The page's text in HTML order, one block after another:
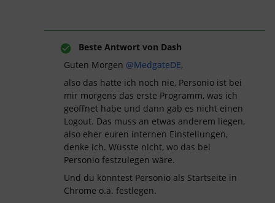
Beste Antwort von Dash
Guten Morgen @MedgateDE,
also das hatte ich noch nie, Personio ist bei
mir morgens das erste Programm, was ich
geöffnet habe und dann gab es nicht einen
Logout. Das muss an etwas anderem liegen,
also eher euren internen Einstellungen,
denke ich. Wüsste nicht, wo das bei
Personio festzulegen wäre.
Und du könntest Personio als Startseite in
Chrome o.ä. festlegen.